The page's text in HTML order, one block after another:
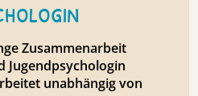
Zusammenarbeit
Jugendpsychologin
unabhängig von